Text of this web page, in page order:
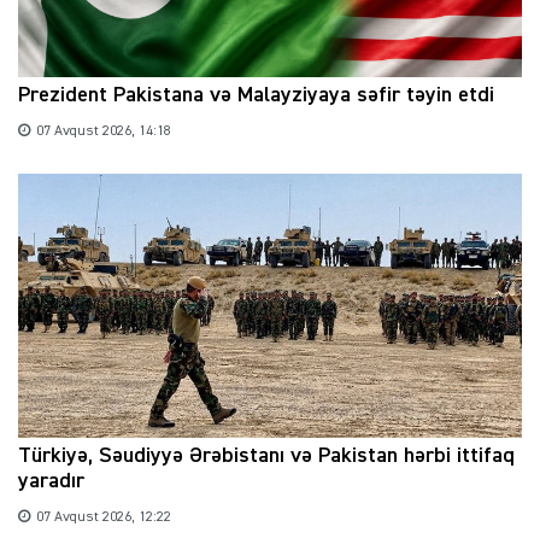
Prezident Pakistana və Malayziyaya səfir təyin etdi
07 Avqust 2026, 14:18
Türkiyə, Səudiyyə Ərəbistanı və Pakistan hərbi ittifaq
yaradır
07 Avqust 2026, 12:22